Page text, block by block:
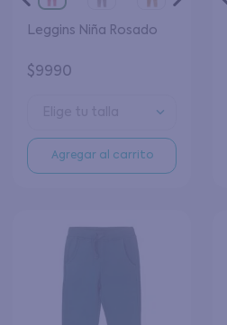
Leggins Niña Rosado
$9990
Agregar al carrito